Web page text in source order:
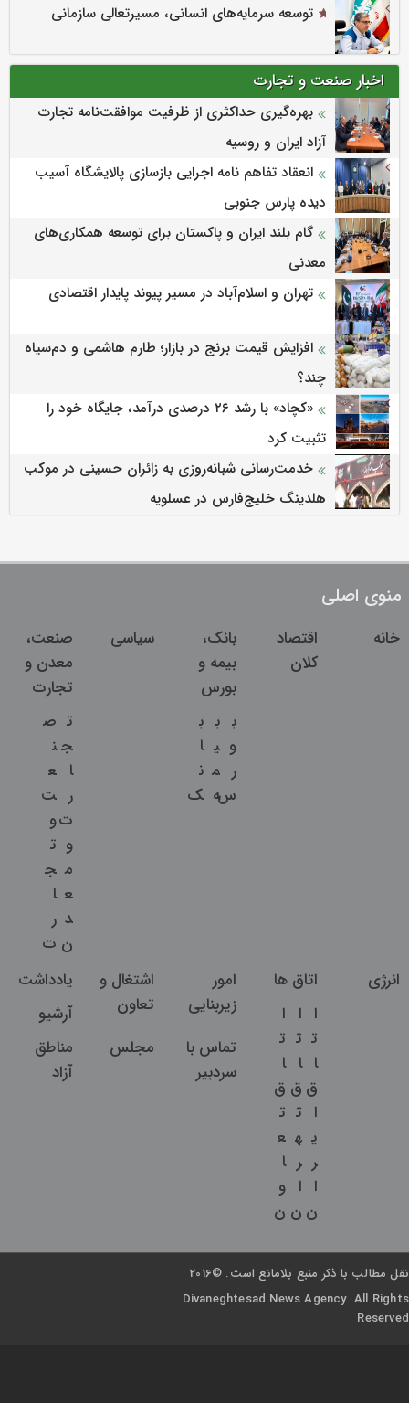
توسعه سرمایه‌های انسانی، مسیرتعالی سازمانی
اخبار صنعت و تجارت
بهره‌گیری حداکثری از ظرفیت موافقت‌نامه تجارت
آزاد ایران و روسیه
انعقاد تفاهم نامه اجرایی بازسازی پالایشگاه آسیب
دیده پارس جنوبی
گام بلند ایران و پاکستان برای توسعه همکاری‌های
معدنی
تهران و اسلام‌آباد در مسیر پیوند پایدار اقتصادی
افزایش قیمت برنج در بازار؛ طارم هاشمی و دم‌سیاه
چند؟
«کچاد» با رشد ۲۶ درصدی درآمد، جایگاه خود را
تثبیت کرد
خدمت‌رسانی شبانه‌روزی به زائران حسینی در موکب
هلدینگ خلیج‌فارس در عسلویه
منوی اصلی
خانه
اقتصاد
کلان
بانک،
بیمه و
بورس
ب
و
ر
س
ب
ی
م
ه
ب
ا
ن
ک
سیاسی
صنعت،
معدن و
تجارت
ت
ج
ا
ر
ت
و
م
ع
د
ن
ص
ن
ع
ت
و
ت
ج
ا
ر
ت
انرژی
اتاق ها
ا
ت
ا
ق
ا
ی
ر
ا
ن
ا
ت
ا
ق
ت
ه
ر
ا
ن
ا
ت
ا
ق
ت
ع
ا
و
ن
امور
زیربنایی
اشتغال و
تعاون
یادداشت
آرشیو
تماس با
سردبیر
مجلس
مناطق
آزاد
نقل مطالب با ذکر منبع بلامانع است. ©2016
Divaneghtesad News Agency. All Rights
Reserved